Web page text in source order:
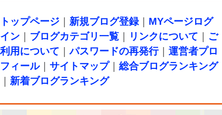
トップページ 新規ブログ登録｜ MYページログ
イン
ブログカテゴリ一覧 リンクについて
ご
利用について ｜パスワードの再発行｜ 運営者プロ
フィール｜ サイトマップ｜ 総合ブログランキング
新着ブログランキング